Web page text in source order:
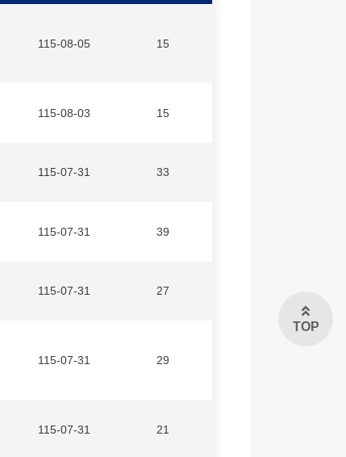
115-08-05 15
115-08-03 15
115-07-31 33
115-07-31 39
115-07-31 27
115-07-31 29
115-07-31 21
TOP